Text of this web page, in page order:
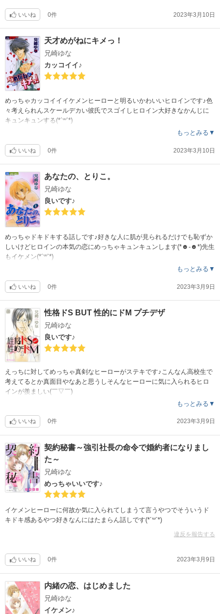
いいね 0件 2023年3月10日
天才めがねにキメっ！
兄崎ゆな
カッコイイ♪
めっちゃカッコイイイケメンヒーローと明るいかわいいヒロインです♪色
々考えられんスケールデカい彼氏でスゴイしヒロイン大好きなかんじに
キュンキュンする(*´꒳`*)
もっとみる▼
いいね 0件 2023年3月10日
あなたの、とりこ。
兄崎ゆな
良いです♪
めっちゃドキドキする話しです♪好きな人に肌が見られるだけでも恥ずか
しいけどヒロインの本気の恋にめっちゃキュンキュンします(*☻-☻*)先生
もイケメン(*´꒳`*)
もっとみる▼
いいね 0件 2023年3月9日
性格ドS BUT 性的にドM プチデザ
兄崎ゆな
良いです♪
えっちに対してめっちゃ真剣なヒーローがステキです♪こんなん高校生で
考えてるとか真面目やなあと思うしそんなヒーローに気に入られるヒロ
インが羨ましい(￣▽￣)
もっとみる▼
いいね 0件 2023年3月9日
契約秘書～強引社長の命令で婚約者になりまし
た～
兄崎ゆな
めっちゃいいです♪
イケメンヒーローに何故か気に入られてしまうて言うやつでそういうド
キドキ感あるやつ好きなんにはたまらん話しです(*´꒳`*)
違反を報告する
いいね 0件 2023年3月9日
内緒の恋、はじめました
兄崎ゆな
イケメン♪